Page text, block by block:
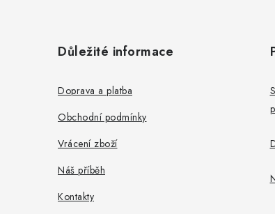
Důležité informace
Doprava a platba
Obchodní podmínky
Vrácení zboží
Náš příběh
Kontakty